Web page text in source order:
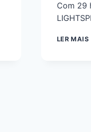
Com 29
LER MAIS